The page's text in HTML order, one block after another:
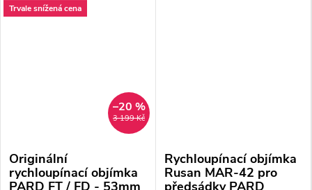
Trvale snížená cena
3 199 Kč
–20 %
Originální
rychloupínací objímka
PARD FT / FD - 53mm
Rychloupínací objímka
Rusan MAR-42 pro
předsádky PARD